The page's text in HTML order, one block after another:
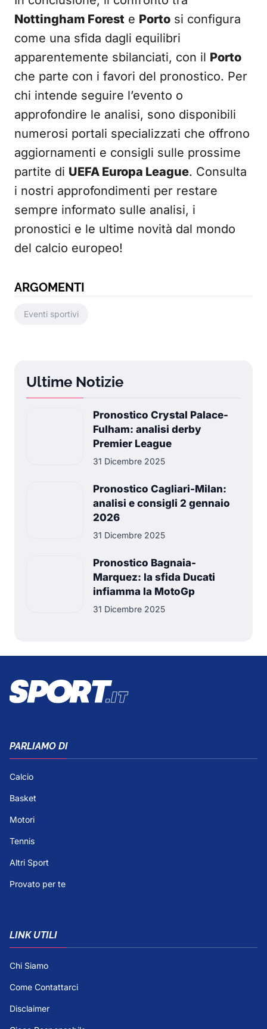
Nottingham Forest e Porto si configura
come una sfida dagli equilibri
apparentemente sbilanciati, con il Porto
che parte con i favori del pronostico. Per
chi intende seguire l’evento o
approfondire le analisi, sono disponibili
numerosi portali specializzati che offrono
aggiornamenti e consigli sulle prossime
partite di UEFA Europa League. Consulta
i nostri approfondimenti per restare
sempre informato sulle analisi, i
pronostici e le ultime novità dal mondo
del calcio europeo!
ARGOMENTI
Eventi sportivi
Ultime Notizie
Pronostico Crystal Palace-
Fulham: analisi derby
Premier League
31 Dicembre 2025
Pronostico Cagliari-Milan:
analisi e consigli 2 gennaio
2026
31 Dicembre 2025
Pronostico Bagnaia-
Marquez: la sfida Ducati
infiamma la MotoGp
31 Dicembre 2025
PARLIAMO DI
Calcio
Basket
Motori
Tennis
Altri Sport
Provato per te
LINK UTILI
Chi Siamo
Come Contattarci
Disclaimer